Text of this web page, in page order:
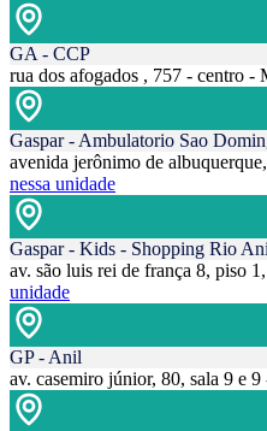
GA - CCP
rua dos afogados , 757 - centro -
Gaspar - Ambulatorio Sao
avenida jerônimo de
nessa unidade
Gaspar - Kids - Shopping Rio
av. são luis rei de frança 8, piso
unidade
GP - Anil
av. casemiro júnior, 80, sala 9 e